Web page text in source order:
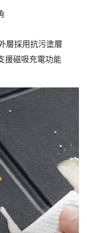
層採用抗污塗層
援磁吸充電功能